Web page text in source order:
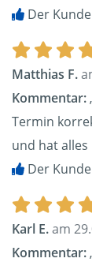
Der
Matthias F.
Kommentar:
Termin
und hat
Der
Karl E.am
Kommentar: